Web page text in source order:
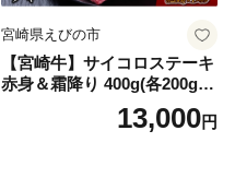
宮崎県えびの市
【宮崎牛】サイコロステーキ
赤身＆霜降り 400g(各200g×
１P 計2P) 真空パック 冷凍
13,000円